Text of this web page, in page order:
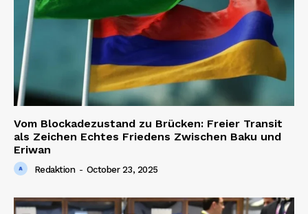
Vom Blockadezustand zu Brücken: Freier Transit
als Zeichen Echtes Friedens Zwischen Baku und
Eriwan
Redaktion - October 23, 2025